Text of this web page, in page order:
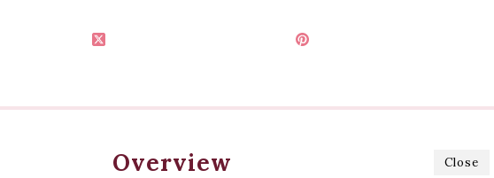
Close
Overview